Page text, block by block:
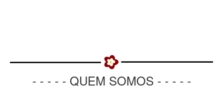
- - - - - QUEM SOMOS - - - - -